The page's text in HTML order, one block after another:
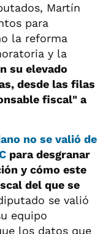
Martín
para
la reforma
y la
su elevado
desde las filas
fiscal" a
no se valió de
para desgranar
y cómo este
del que se
se valió
equipo
los datos que